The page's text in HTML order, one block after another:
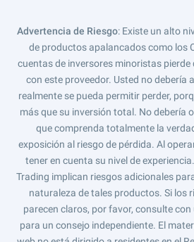
Advertencia de Riesgo: Existe un alto
de productos apalancados como los
cuentas de inversores minoristas pierde
con este proveedor. Usted no debería
realmente se pueda permitir perder,
más que su inversión total. No debería
que comprenda totalmente la
exposición al riesgo de pérdida. Al
tener en cuenta su nivel de
Trading implican riesgos adicionales
naturaleza de tales productos. Si los
parecen claros, por favor, consulte
para un consejo independiente. El